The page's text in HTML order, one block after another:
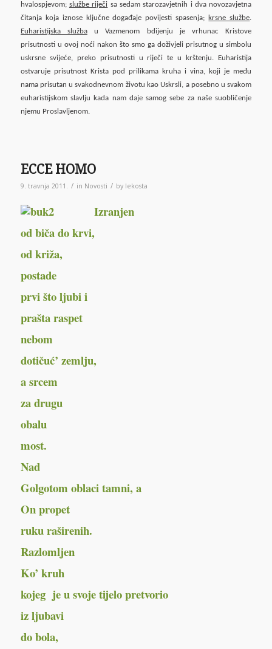
hvalospjevom; službe riječi sa sedam starozavjetnih i dva novozavjetna
čitanja koja iznose ključne događaje povijesti spasenja;
krsne službe.
Euharistijska službau Vazmenom bdijenju je vrhunac Kristove
prisutnosti u ovoj noći nakon što smo ga doživjeli prisutnog u simbolu
uskrsne svijeće, preko prisutnosti u riječi te u krštenju. Euharistija
ostvaruje prisutnost Krista pod prilikama kruha i vina, koji je među
nama prisutan u svakodnevnom životu kao Uskrsli, a posebno u svakom
euharistijskom slavlju kada nam daje samog sebe za naše suobličenje
njemu Proslavljenom.
ECCE HOMO
9. travnja 2011. / in Novosti / by lekosta
Izranjen
od biča do krvi,
od križa,
postade
prvi što ljubi i
prašta raspet
nebom
dotičuć’ zemlju,
a srcem
za drugu
obalu
most.
Nad
Golgotom oblaci tamni, a
On propet
ruku raširenih.
Razlomljen
Ko’ kruh
kojeg je u svoje tijelo pretvorio
iz ljubavi
do bola,